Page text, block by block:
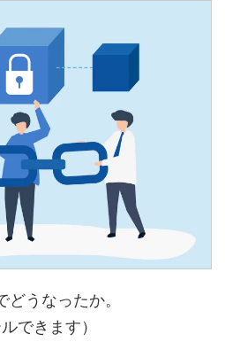
うなったか。
できます）